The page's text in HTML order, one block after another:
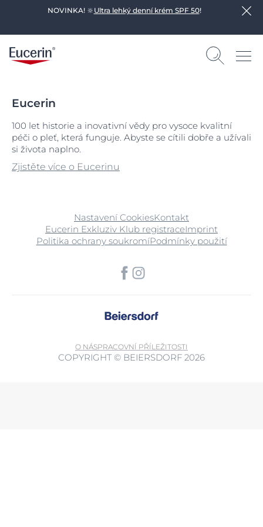
NOVINKA! 🔆 Ultra lehký denní krém SPF 50!
Eucerin
100 let historie a inovativní vědy pro vysoce kvalitní
péči o pleť, která funguje. Abyste se cítili dobře a užívali
si života naplno.
Zjistěte více o Eucerinu
Nastavení CookiesKontakt
Eucerin Exkluziv Klub registraceImprint
Politika ochrany soukromíPodmínky použití
O NÁSPRACOVNÍ PŘÍLEŽITOSTI
COPYRIGHT © BEIERSDORF 2026